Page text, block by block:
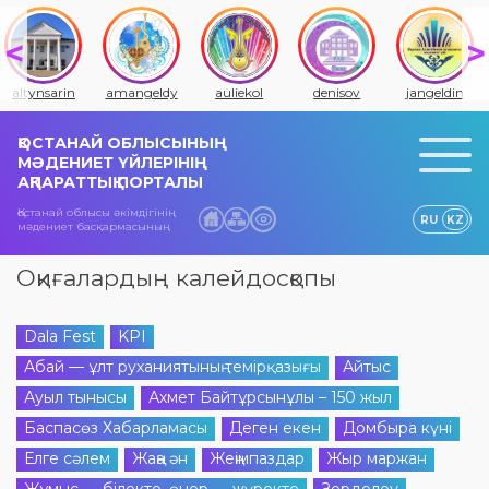
altynsarin amangeldy auliekol denisov jangeldin
ҚОСТАНАЙ ОБЛЫСЫНЫҢ
МӘДЕНИЕТ ҮЙЛЕРІНІҢ
АҚПАРАТТЫҚ ПОРТАЛЫ
Қостанай облысы әкімдігінің
мәдениет басқармасының
RU KZ
Оқиғалардың калейдосқопы
Dala Fest
KPI
Абай — ұлт руханиятының темірқазығы
Айтыс
Ауыл тынысы
Ахмет Байтұрсынұлы – 150 жыл
Баспасөз Хабарламасы
Деген екен
Домбыра күні
Елге сәлем
Жаңа ән Жеңімпаздар
Жыр маржан